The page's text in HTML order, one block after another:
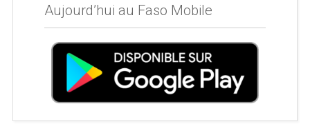
Aujourd’hui au Faso Mobile